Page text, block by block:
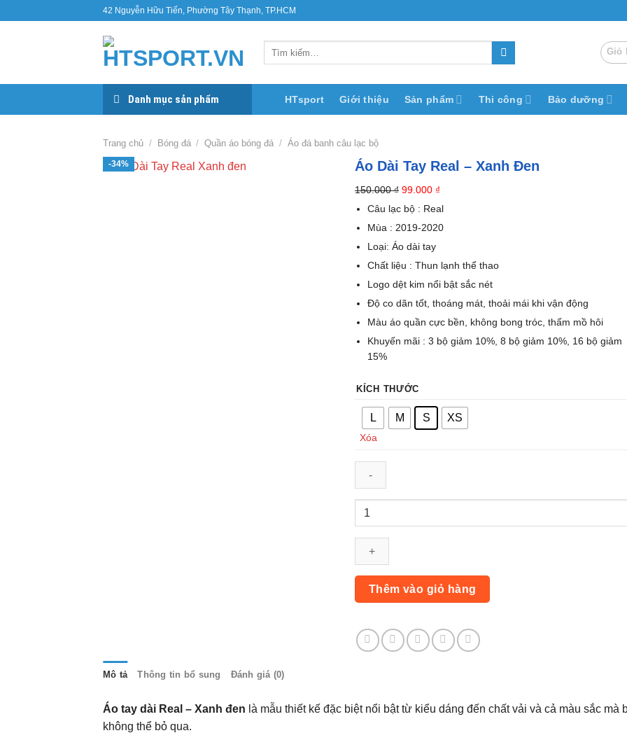
42 Nguyễn Hữu Tiến, Phường Tây Thạnh, TP.HCM
Tìm
Giỏ
Danh mục sản phẩm HTsport Giới thiệu Sản phẩm Thi công Bảo dưỡng
Trang chủ / Bóng đá / Quần áo bóng đá / Áo đá banh câu lạc bộ
-34% Áo Dài Tay Real – Xanh Đen
150.000₫ Giá
gốc
99.000 ₫
hiện
Câu lạc bộ : Real
Mùa : 2019-2020
Loại: Áo dài tay
Chất liệu : Thun lạnh thể thao
Logo dệt kim nổi bật sắc nét
Độ co dãn tốt, thoáng mát, thoải mái khi vận động
Màu áo quần cực bền, không bong tróc, thấm mồ hôi
Khuyến mãi : 3 bộ giảm 10%, 8 bộ giảm 10%, 16 bộ giảm
15%
KÍCH THƯỚC
L M S XS
Xóa
Áo
Dài
Tay
Real
Xanh
Đen
lượng
Thêm vào giỏ hàng
Mô tả Thông tin bổ sung Đánh giá (0)
Áo tay dài Real – Xanh đen là mẫu thiết kế đặc biệt nổi bật từ kiểu dáng đến chất vải và cả màu sắc mà
không thể bỏ qua.